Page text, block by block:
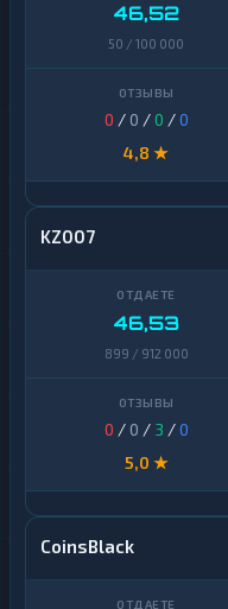
46,52
50 / 100 000
0 / 0 /0 /0
4,8 ★
KZ007
46,53
899 / 912 000
0 / 0 / 3 /0
5,0 ★
CoinsBlack